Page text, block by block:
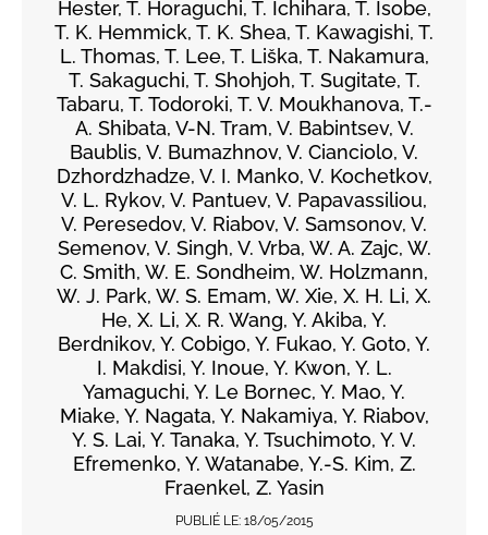
Hester, T. Horaguchi, T. Ichihara, T. Isobe,
T. K. Hemmick, T. K. Shea, T. Kawagishi, T.
L. Thomas, T. Lee, T. Liška, T. Nakamura,
T. Sakaguchi, T. Shohjoh, T. Sugitate, T.
Tabaru, T. Todoroki, T. V. Moukhanova, T.-
A. Shibata, V-N. Tram, V. Babintsev, V.
Baublis, V. Bumazhnov, V. Cianciolo, V.
Dzhordzhadze, V. I. Manko, V. Kochetkov,
V. L. Rykov, V. Pantuev, V. Papavassiliou,
V. Peresedov, V. Riabov, V. Samsonov, V.
Semenov, V. Singh, V. Vrba, W. A. Zajc, W.
C. Smith, W. E. Sondheim, W. Holzmann,
W. J. Park, W. S. Emam, W. Xie, X. H. Li, X.
He, X. Li, X. R. Wang, Y. Akiba, Y.
Berdnikov, Y. Cobigo, Y. Fukao, Y. Goto, Y.
I. Makdisi, Y. Inoue, Y. Kwon, Y. L.
Yamaguchi, Y. Le Bornec, Y. Mao, Y.
Miake, Y. Nagata, Y. Nakamiya, Y. Riabov,
Y. S. Lai, Y. Tanaka, Y. Tsuchimoto, Y. V.
Efremenko, Y. Watanabe, Y.-S. Kim, Z.
Fraenkel, Z. Yasin
PUBLIÉ LE: 18/05/2015